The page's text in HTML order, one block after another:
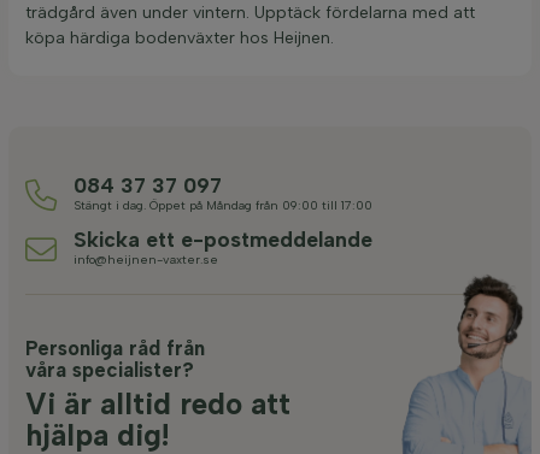
trädgård även under vintern. Upptäck fördelarna med att
köpa härdiga bodenväxter hos Heijnen.
084 37 37 097
Stängt i dag. Öppet på Måndag från 09:00 till 17:00
Skicka ett e-postmeddelande
info@heijnen-vaxter.se
Personliga råd från
våra specialister?
Vi är alltid redo att
hjälpa dig!